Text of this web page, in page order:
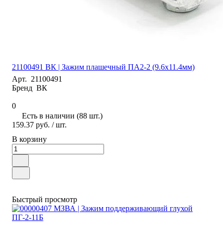
21100491 ВК | Зажим плашечный ПА2-2 (9.6х11.4мм)
Арт. 21100491
Бренд ВК
0
Есть в наличии (88 шт.)
159.37 руб. / шт.
В корзину
Быстрый просмотр